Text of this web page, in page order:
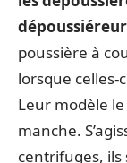
poussière à
lorsque celles-
Leur modèle
manche.
centrifuges, ils